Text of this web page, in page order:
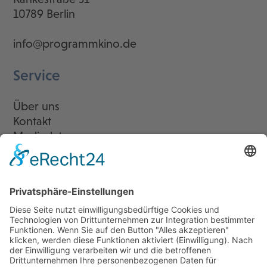
10789 Berlin
info@programmkino.de
Service
Über uns
Kontakt
Mediadaten
Newsletter
LogIn
Legal
Impressum
Datenschutzerklärung
Cookie-Einstellungen